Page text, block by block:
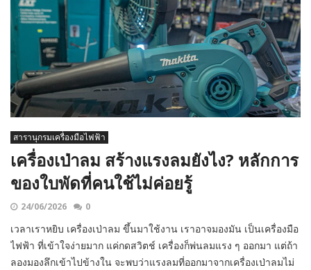
สารานุกรมเครื่องมือไฟฟ้า
เครื่องเป่าลม สร้างแรงลมยังไง? หลักการ
ของใบพัดที่คนใช้ไม่ค่อยรู้
24/06/2026 0
เวลาเราหยิบ เครื่องเป่าลม ขึ้นมาใช้งาน เราอาจมองมัน เป็นเครื่องมือ
ไฟฟ้า ที่เข้าใจง่ายมาก แค่กดสวิตช์ เครื่องก็พ่นลมแรง ๆ ออกมา แต่ถ้า
ลองมองลึกเข้าไปข้างใน จะพบว่าแรงลมที่ออกมาจากเครื่องเป่าลมไม่